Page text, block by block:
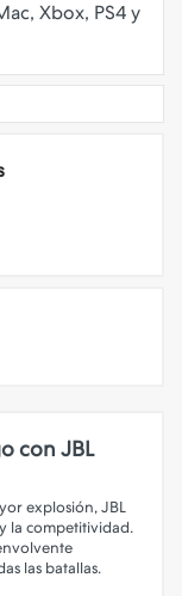
Xbox, PS4 y
con JBL
explosión, JBL
la competitividad.
las batallas.